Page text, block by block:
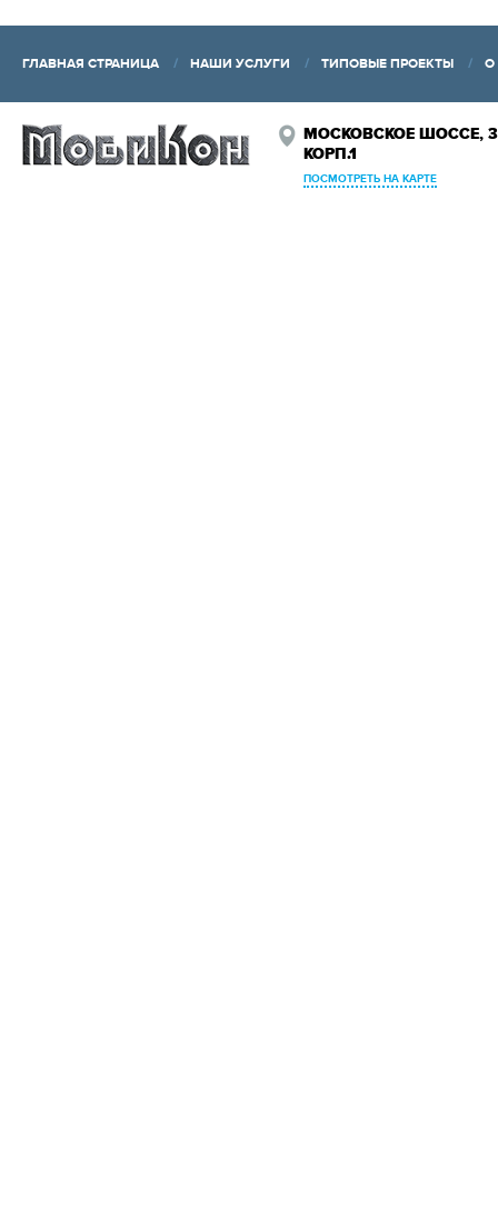
ГЛАВНАЯ СТРАНИЦА НАШИ УСЛУГИ ТИПОВЫЕ ПРОЕКТЫ О
МОСКОВСКОЕ ШОССЕ,
КОРП.1
ПОСМОТРЕТЬ НА КАРТЕ